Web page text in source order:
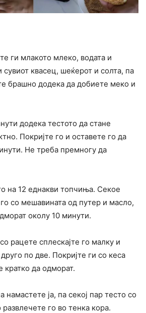
ги млакото млеко, водата и
сувиот квасец, шеќерот и солта, па
брашно додека да добиете меко и
додека тестото да стане
Покријте го и оставете го да
Не треба премногу да
на 12 еднакви топчиња. Секое
со мешавината од путер и масло,
околу 10 минути.
рацете сплескајте го малку и
по две. Покријте ги со кеса
кратко да одморат.
намастете ја, па секој пар тесто со
го во тенка кора.